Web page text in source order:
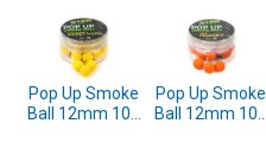
(SP172137)
(SP172136)
Pop Up Smoke
Ball 12mm 10g
Pop Up Smoke
Ball 12mm 10g